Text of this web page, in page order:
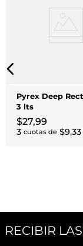
Pyrex Deep
3 lts
$27,99
3 cuotas de $9,33
RECIBIR